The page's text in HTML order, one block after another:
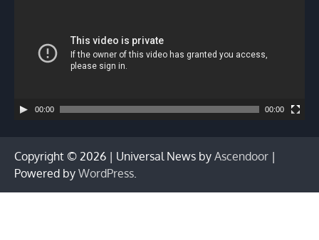
00:00 00:00
Copyright © 2026 | Universal News by Ascendoor |
Powered by WordPress